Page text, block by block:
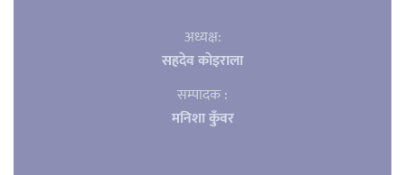
अध्यक्ष:
सहदेव काेइराला
सम्पादक :
मनिशा कुँवर